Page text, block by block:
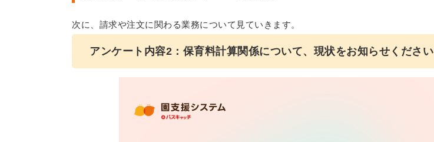
次に、請求や注文に関わる業務について見ていきます。
アンケート内容2：保育料計算関係について、現状をお知らせください